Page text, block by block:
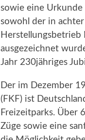
sowie eine Urkunde
sowohl der in
Herstellungsbetrieb
ausgezeichnet
Jahr 230jähriges
Der im Dezember
(FKF) ist
Freizeitparks. Über
Züge sowie eine